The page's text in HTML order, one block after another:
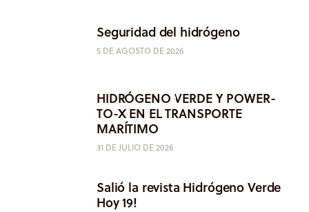
Seguridad del hidrógeno
5 DE AGOSTO DE 2026
HIDRÓGENO VERDE Y POWER-
TO-X EN EL TRANSPORTE
MARÍTIMO
31 DE JULIO DE 2026
Salió la revista Hidrógeno Verde
Hoy 19!